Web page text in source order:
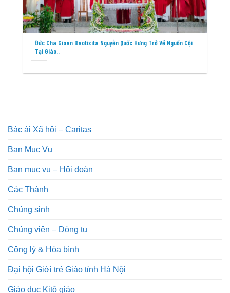
Đức Cha Gioan Baotixita Nguyễn Quốc Hưng Trở Về Nguồn Cội
Tại Giáo..
Bác ái Xã hội – Caritas
Ban Mục Vụ
Ban mục vụ – Hội đoàn
Các Thánh
Chủng sinh
Chủng viện – Dòng tu
Công lý & Hòa bình
Đại hội Giới trẻ Giáo tỉnh Hà Nội
Giáo dục Kitô giáo